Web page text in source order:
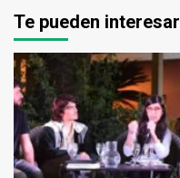
Te pueden interesar